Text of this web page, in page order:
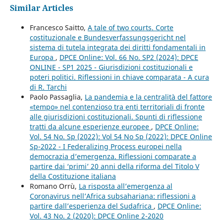
Similar Articles
Francesco Saitto, A tale of two courts. Corte
costituzionale e Bundesverfassungsgericht nel
sistema di tutela integrata dei diritti fondamentali in
Europa , DPCE Online: Vol. 66 No. SP2 (2024): DPCE
ONLINE - SP1 2025 - Giurisdizioni costituzionali e
poteri politici. Riflessioni in chiave comparata - A cura
di R. Tarchi
Paolo Passaglia, La pandemia e la centralità del fattore
«tempo» nel contenzioso tra enti territoriali di fronte
alle giurisdizioni costituzionali. Spunti di riflessione
tratti da alcune esperienze europee , DPCE Online:
Vol. 54 No. Sp (2022): Vol 54 No Sp (2022): DPCE Online
Sp-2022 - I Federalizing Process europei nella
democrazia d’emergenza. Riflessioni comparate a
partire dai ‘primi’ 20 anni della riforma del Titolo V
della Costituzione italiana
Romano Orrù, La risposta all’emergenza al
Coronavirus nell’Africa subsahariana: riflessioni a
partire dall’esperienza del Sudafrica , DPCE Online:
Vol. 43 No. 2 (2020): DPCE Online 2-2020